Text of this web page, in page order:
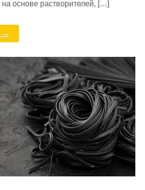
на основе растворителей, […]
→